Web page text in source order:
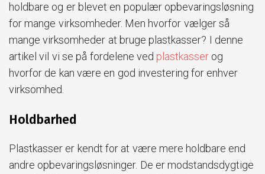
holdbare og er blevet en populær opbevaringsløsning
for mange virksomheder. Men hvorfor vælger så
mange virksomheder at bruge plastkasser? I denne
artikel vil vi se på fordelene ved plastkasser og
hvorfor de kan være en god investering for enhver
virksomhed.
Holdbarhed
Plastkasser er kendt for at være mere holdbare end
andre opbevaringsløsninger. De er modstandsdygtige